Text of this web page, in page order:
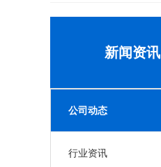
新闻资讯
公司动态
行业资讯